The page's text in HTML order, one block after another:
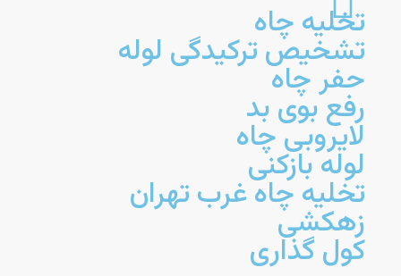
تخلیه چاه
تشخیص ترکیدگی لوله
حفر چاه
رفع بوی بد
لایروبی چاه
لوله بازکنی
تخلیه چاه غرب تهران
زهکشی
کول گذاری